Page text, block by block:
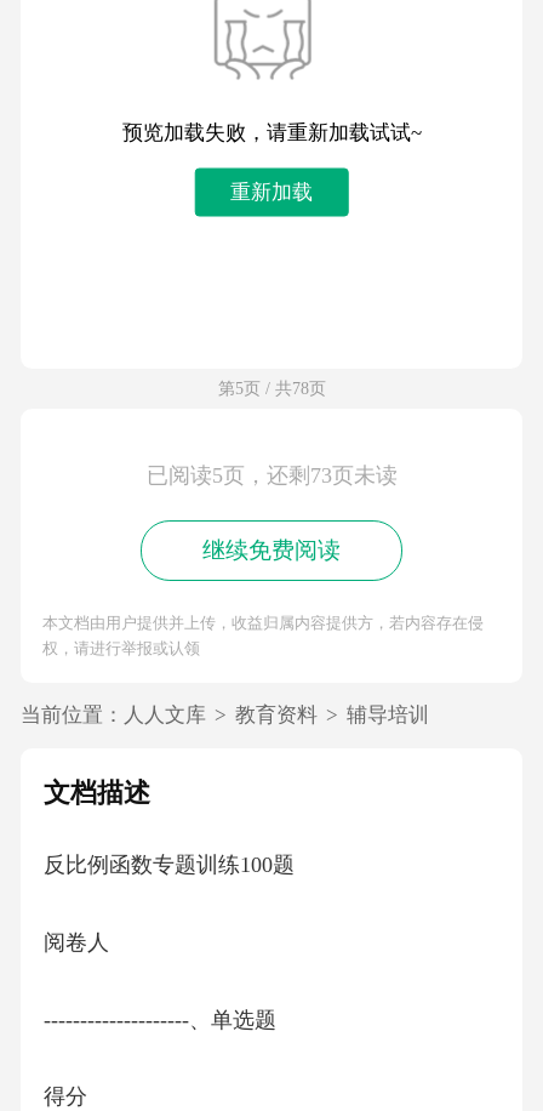
预览加载失败，请重新加载试试~
重新加载
第5页 / 共78页
已阅读5页，还剩73页未读
继续免费阅读
本文档由用户提供并上传，收益归属内容提供方，若内容存在侵
权，请进行举报或认领
当前位置： 人人文库 > 教育资料 > 辅导培训
文档描述
反比例函数专题训练100题
阅卷人
--------------------、单选题
得分